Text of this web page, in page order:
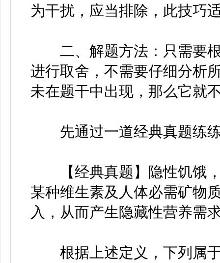
为干扰，应当排除，此技巧
二、解题方法：只需要根
进行取舍，不需要仔细分析
未在题干中出现，那么它就
先通过一道经典真题练
【经典真题】隐性饥饿，
某种维生素及人体必需矿物
入，从而产生隐藏性营养需
根据上述定义，下列属